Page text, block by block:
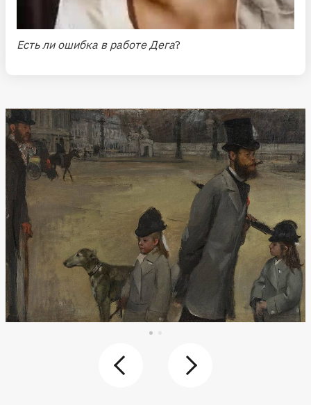
Есть ли ошибка в работе Дега?